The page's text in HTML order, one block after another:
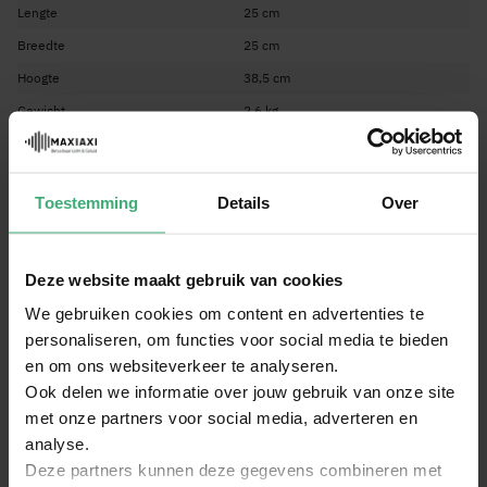
Toestemming Details Over
Deze website maakt gebruik van cookies
We gebruiken cookies om content en advertenties te
personaliseren, om functies voor social media te bieden
en om ons websiteverkeer te analyseren.
Ook delen we informatie over jouw gebruik van onze site
met onze partners voor social media, adverteren en
analyse.
Deze partners kunnen deze gegevens combineren met
Lengte
25 cm
Breedte
25 cm
Hoogte
38,5 cm
Gewicht
2,6 kg
Kleur
Merk
Garantie
Taal handleiding
Engels, Nederlands, Duits, Frans,
Spaans
Dit zit er in deze set:
Vonyx MEG090 Megafoon met sirene en
afneembare microfoon - 90W Krachtige
megafoon - Bluetooth - Zwart
Vonyx MRB12 Lithium-ion 12V accu met lader -
Extra accu voor megafoons